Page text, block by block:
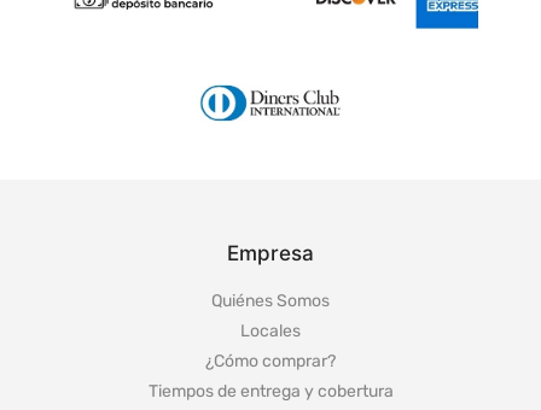
Empresa
Quiénes Somos
Locales
¿Cómo comprar?
Tiempos de entrega y cobertura